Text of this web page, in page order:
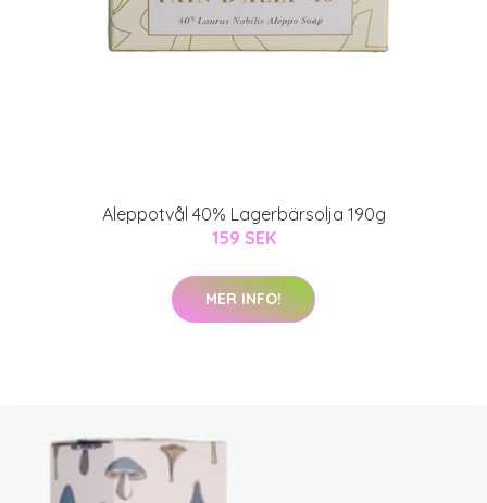
Aleppotvål 40% Lagerbärsolja 190g
159 SEK
MER INFO!